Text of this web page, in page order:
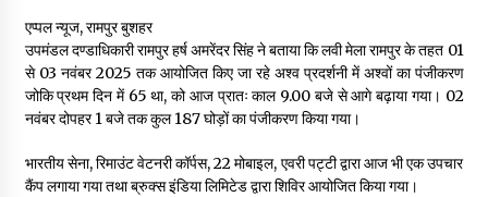
पिंजौर-बद्दी फोरलेन परियोजना को मिली बड़ी गति, 378.48 करोड़ की लागत
से बैलेंस कार्य का अवार्ड जारी : हर्ष महाजन
05/08/2026
वन विभाग एवं रेड क्रॉस सोसायटी के संयुक्त तत्वावधान में शूराला में वृक्षारोपण
05/08/2026
एप्पल न्यूज, रामपुर बुशहर
उपमंडल दण्डाधिकारी रामपुर हर्ष अमरेंदर सिंह ने बताया कि लवी मेला रामपुर के तहत 01
से 03 नवंबर 2025 तक आयोजित किए जा रहे अश्व प्रदर्शनी में अश्वों का पंजीकरण
जोकि प्रथम दिन में 65 था, को आज प्रातः काल 9.00 बजे से आगे बढ़ाया गया। 02
नवंबर दोपहर 1 बजे तक कुल 187 घोड़ों का पंजीकरण किया गया।
भारतीय सेना, रिमाउंट वेटनरी कॉर्पस, 22 मोबाइल, एवरी पट्टी द्वारा आज भी एक उपचार
कैंप लगाया गया तथा ब्रुक्स इंडिया लिमिटेड द्वारा शिविर आयोजित किया गया।